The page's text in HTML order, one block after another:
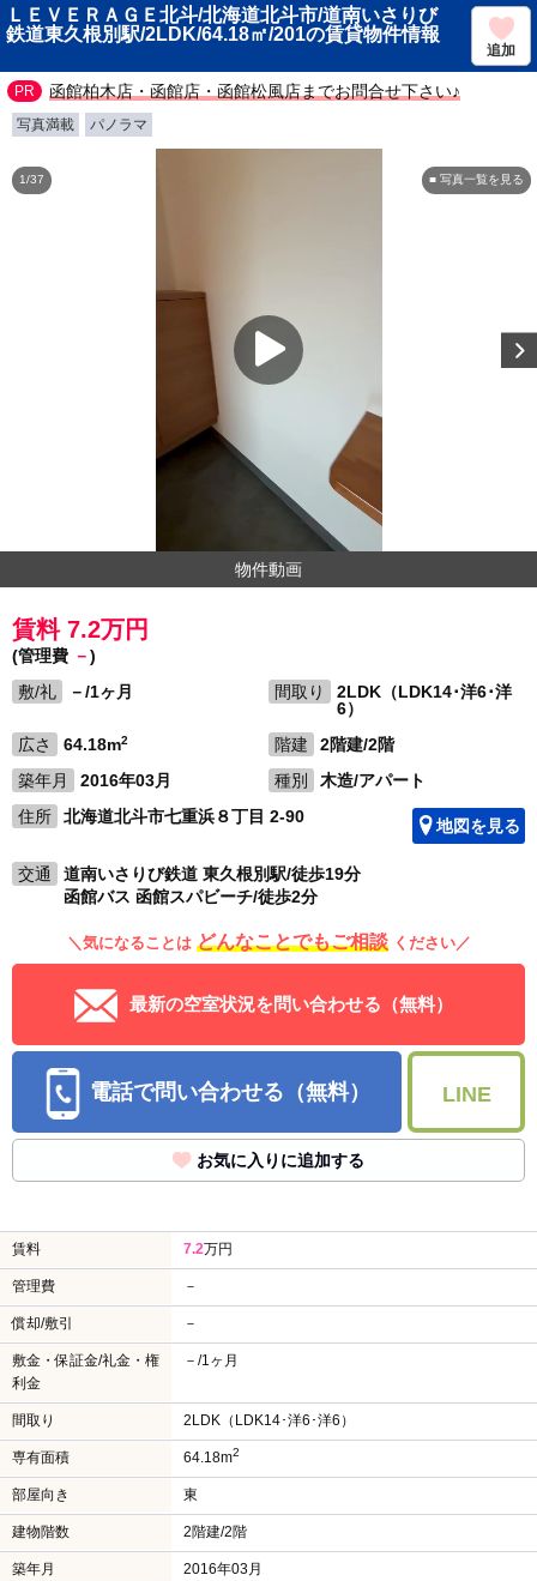
ＬＥＶＥＲＡＧＥ北斗/北海道北斗市/道南いさりび
鉄道東久根別駅/2LDK/64.18㎡/201の賃貸物件情報
追加
函館柏木店・函館店・函館松風店までお問合せ下さい♪
写真満載 パノラマ
■ 写真一覧を見る
1/37
物件動画
賃料 7.2万円
(管理費 －)
敷/礼
－/1ヶ月 間取り
2LDK（LDK14･洋6･洋
6）
広さ
64.18m2 階建
2階建/2階
築年月
2016年03月 種別
木造/アパート
住所
北海道北斗市七重浜８丁目 2-90 地図を見る
交通
道南いさりび鉄道 東久根別駅/徒歩19分
函館バス 函館スパビーチ/徒歩2分
＼気になることは どんなことでもご相談 ください／
最新の空室状況を問い合わせる（無料）
電話で問い合わせる（無料） LINE
お気に入りに追加する
賃料 7.2万円
管理費 －
償却/敷引 －
敷金・保証金/礼金・権
利金
－/1ヶ月
間取り 2LDK（LDK14･洋6･洋6）
専有面積 64.18m2
部屋向き 東
建物階数 2階建/2階
築年月 2016年03月